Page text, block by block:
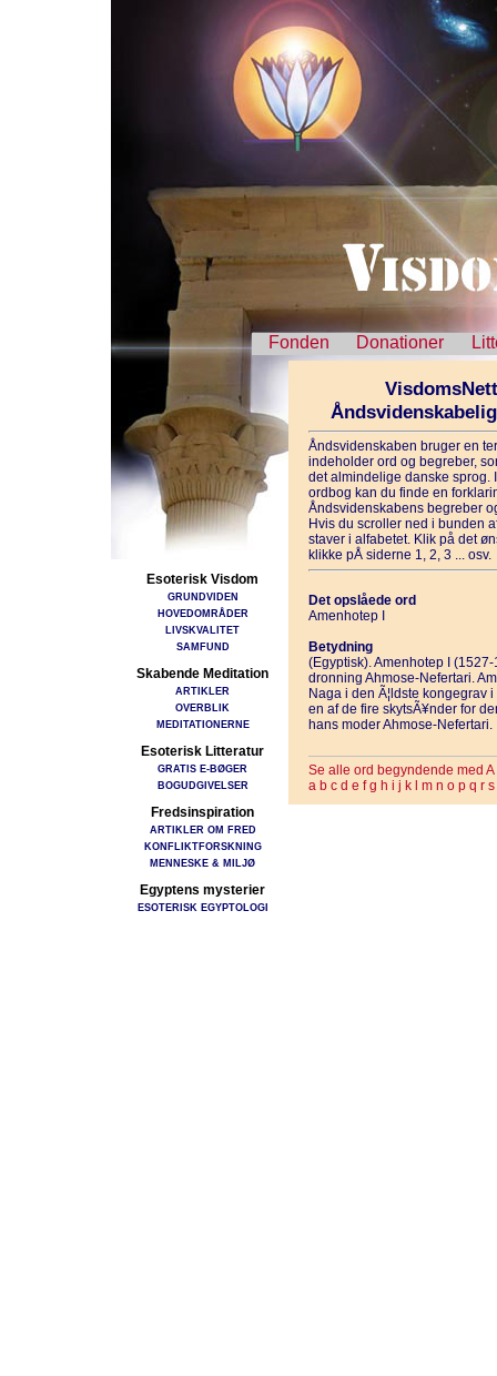
Fonden Donationer
Esoterisk Visdom
GRUNDVIDEN
HOVEDOMRÅDER
LIVSKVALITET
SAMFUND
Skabende Meditation
ARTIKLER
OVERBLIK
MEDITATIONERNE
Esoterisk Litteratur
GRATIS E-BØGER
BOGUDGIVELSER
Fredsinspiration
ARTIKLER OM FRED
KONFLIKTFORSKNING
MENNESKE & MILJØ
Egyptens mysterier
ESOTERISK EGYPTOLOGI
Åndsvidenskaben bruger en
indeholder ord og begreber,
det almindelige danske sprog.
ordbog kan du finde en
Åndsvidenskabens begreber
Hvis du scroller ned i bunden
staver i alfabetet. Klik på det
klikke pÅ siderne 1, 2, 3 ... osv.
Det opslåede ord
Amenhotep I
Betydning
(Egyptisk). Amenhotep I
dronning Ahmose-Nefertari.
Naga i den Ã¦ldste kongegrav
en af de fire skytsÃ¥nder for
hans moder Ahmose-Nefertari.
Se alle ord begyndende med A
a b c d e f g h i j k m n o p q r s